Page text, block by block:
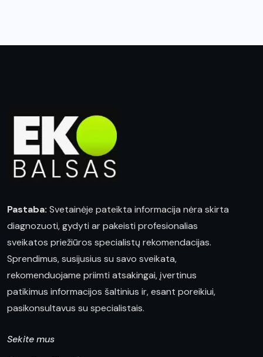
Pastaba: Svetainėje pateikta informacija nėra skirta
diagnozuoti, gydyti ar pakeisti profesionalias
sveikatos priežiūros specialistų rekomendacijas.
Sprendimus, susijusius su savo sveikata,
rekomenduojame priimti atsakingai, įvertinus
patikimus informacijos šaltinius ir, esant poreikiui,
pasikonsultavus su specialistais.
Sekite mus